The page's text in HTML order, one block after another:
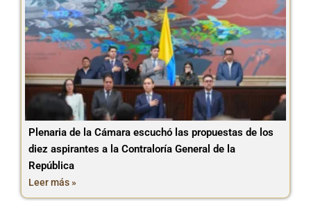
Plenaria de la Cámara escuchó las propuestas de los
diez aspirantes a la Contraloría General de la
República
Leer más »